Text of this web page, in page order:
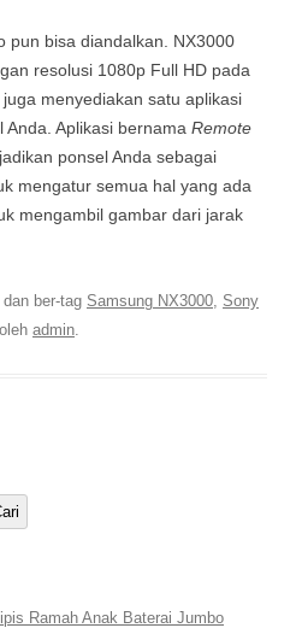
pun bisa diandalkan. NX3000
resolusi 1080p Full HD pada
menyediakan satu aplikasi
Aplikasi bernama Remote
ponsel Anda sebagai
mengatur semua hal yang ada
mengambil gambar dari jarak
dan ber-tag Samsung NX3000 Sony
oleh admin
Ramah Anak Baterai Jumbo